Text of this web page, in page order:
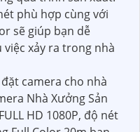
phù hợp cùng với
sẽ giúp bạn dễ
việc xảy ra trong nhà
camera cho nhà
Nhà Xưởng Sản
HD 1080P, độ nét